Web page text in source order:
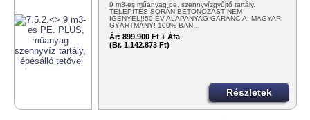
9 m3-es műanyag pe. szennyvízgyűjtő tartály.
TELEPÍTÉS SORÁN BETONOZÁST NEM
IGÉNYEL!!50 ÉV ALAPANYAG GARANCIA! MAGYAR
GYÁRTMÁNY! 100%-BAN…
Ár: 899.900 Ft + Áfa
(Br. 1.142.873 Ft)
Részletek